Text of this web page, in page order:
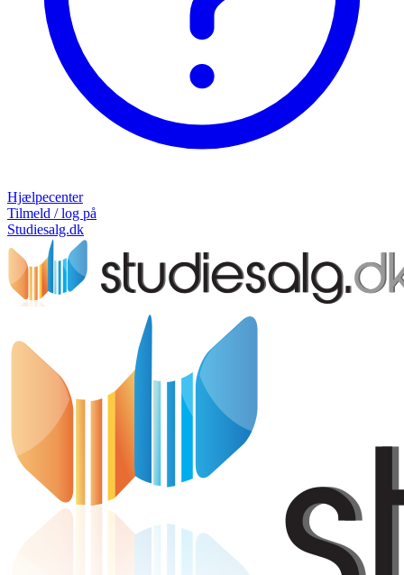
Hjælpecenter
Tilmeld / log på
Studiesalg.dk